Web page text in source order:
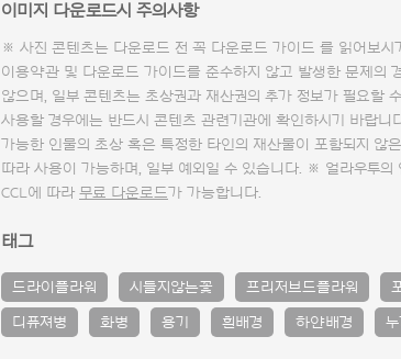
이미지 다운로드시 주의사항
※ 사진 콘텐츠는 다운로드 전 꼭 다운로드 가이드 를 읽어보시
이용약관 및 다운로드 가이드를 준수하지 않고 발생한 문제의
않으며, 일부 콘텐츠는 초상권과 재산권의 추가 정보가 필요할
사용할 경우에는 반드시 콘텐츠 관련기관에 확인하시기 바랍
가능한 인물의 초상 혹은 특정한 타인의 재산물이 포함되지 않
따라 사용이 가능하며, 일부 예외일 수 있습니다. ※ 얼라우투의
CCL에 따라 무료 다운로드가 가능합니다.
태그
드라이플라워 시들지않는꽃 프리저브드플라워
디퓨져병 화병 용기 흰배경 하얀배경 누